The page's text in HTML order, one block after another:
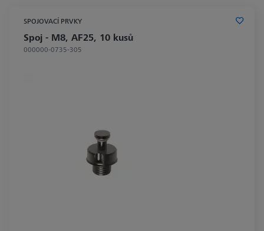
SPOJOVACÍ PRVKY
Spoj - M8, AF25, 10 kusů
000000-0735-305